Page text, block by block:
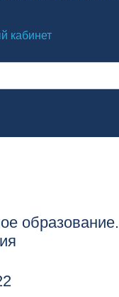
кабинет
образование.